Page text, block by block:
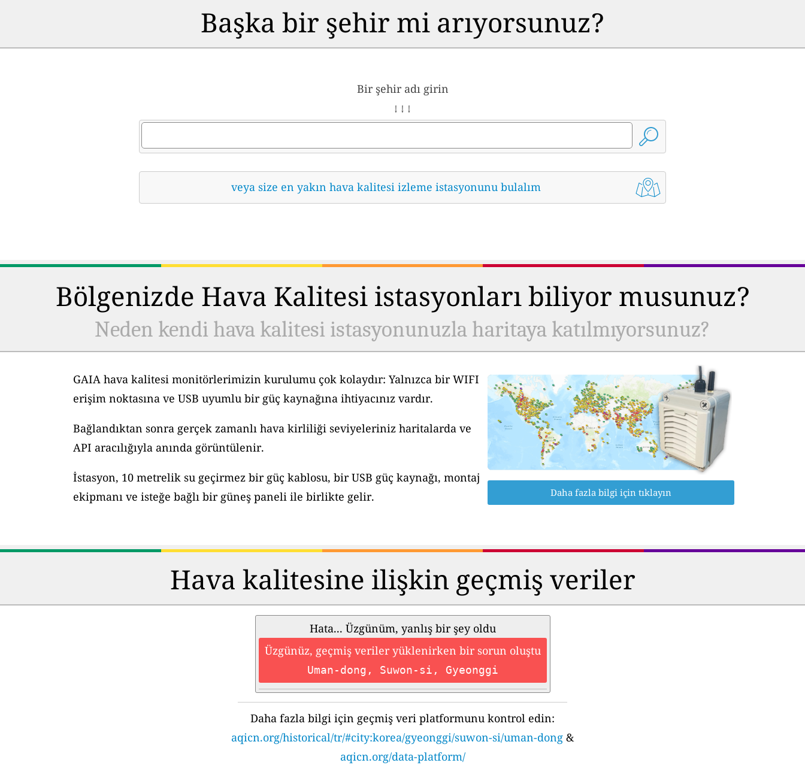
Başka bir şehir mi arıyorsunuz?
Bir şehir adı girin
↓ ↓ ↓
veya size en yakın hava kalitesi izleme istasyonunu bulalım
Bölgenizde Hava Kalitesi istasyonları biliyor musunuz?
Neden kendi hava kalitesi istasyonunuzla haritaya katılmıyorsunuz?
GAIA hava kalitesi monitörlerimizin kurulumu çok kolaydır: Yalnızca bir WIFI
erişim noktasına ve USB uyumlu bir güç kaynağına ihtiyacınız vardır.
Bağlandıktan sonra gerçek zamanlı hava kirliliği seviyeleriniz haritalarda ve
API aracılığıyla anında görüntülenir.
İstasyon, 10 metrelik su geçirmez bir güç kablosu, bir USB güç kaynağı, montaj
ekipmanı ve isteğe bağlı bir güneş paneli ile birlikte gelir.
Daha fazla bilgi için tıklayın
Hava kalitesine ilişkin geçmiş veriler
Hata... Üzgünüm, yanlış bir şey oldu
Üzgünüz, geçmiş veriler yüklenirken bir sorun oluştu
Uman-dong, Suwon-si, Gyeonggi
Daha fazla bilgi için geçmiş veri platformunu kontrol edin:
aqicn.org/historical/tr/#city:korea/gyeonggi/suwon-si/uman-dong &
aqicn.org/data-platform/